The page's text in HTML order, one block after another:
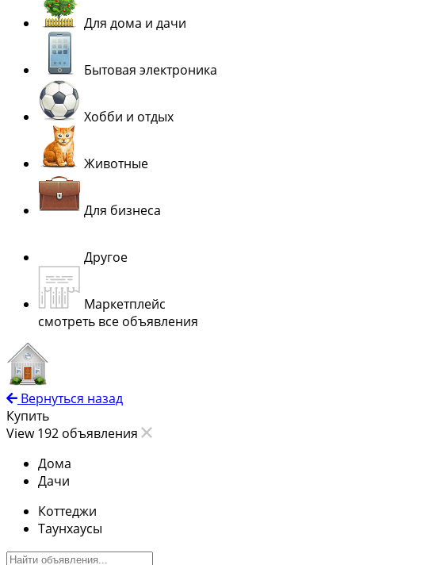
Для дома и дачи
Бытовая электроника
Хобби и отдых
Животные
Для бизнеса
Другое
Маркетплейс
смотреть все объявления
Вернуться назад
Купить
View 192 объявления
Дома
Дачи
Коттеджи
Таунхаусы